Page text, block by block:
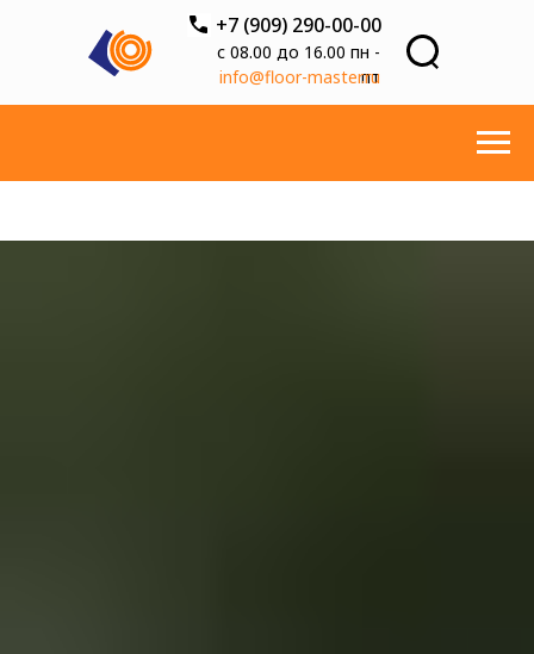
с 08.00 до 16.00 пн -
пт
+7 (909) 290-00-00
info@floor-master.ru